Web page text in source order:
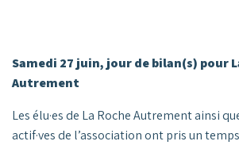
Samedi 27 juin, jour de bilan(s) pour
Autrement
Les élu·es de La Roche Autrement ainsi
actif·ves de l’association ont pris un